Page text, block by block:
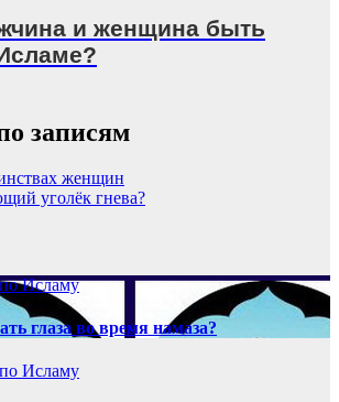
и женщина быть
записям
женщин
уголёк гнева?
Исламу
глаза во время намаза?
Исламу